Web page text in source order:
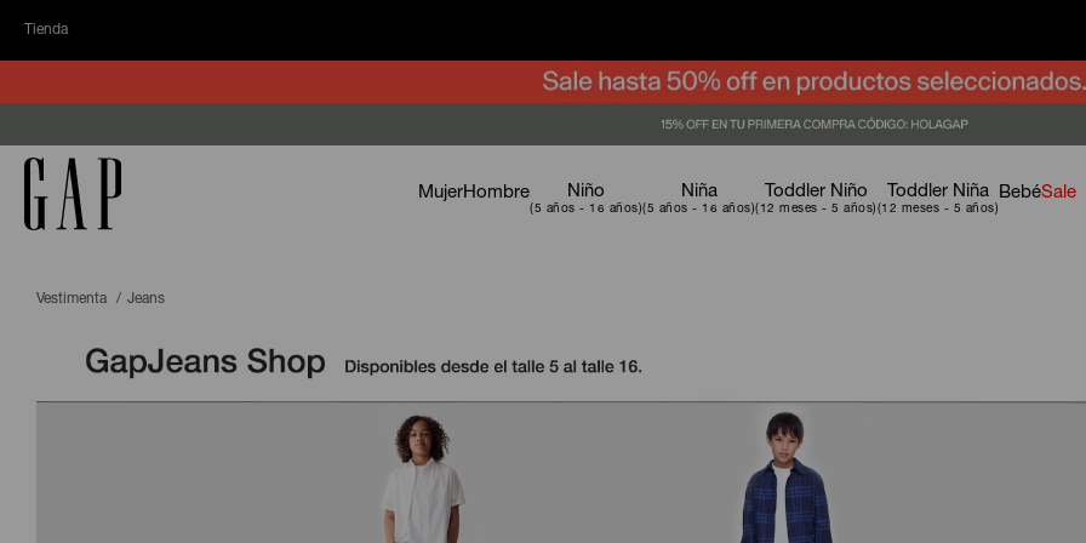
Tienda
MujerHombre Niño Niña Toddler Niño Toddler Niña BebéSale
Vestimenta Jeans